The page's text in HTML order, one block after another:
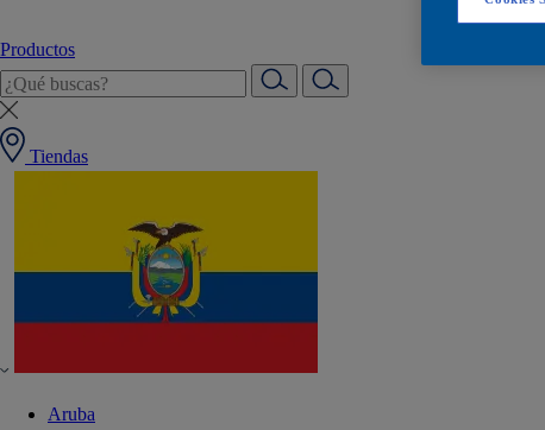
Productos
Tiendas
Aruba